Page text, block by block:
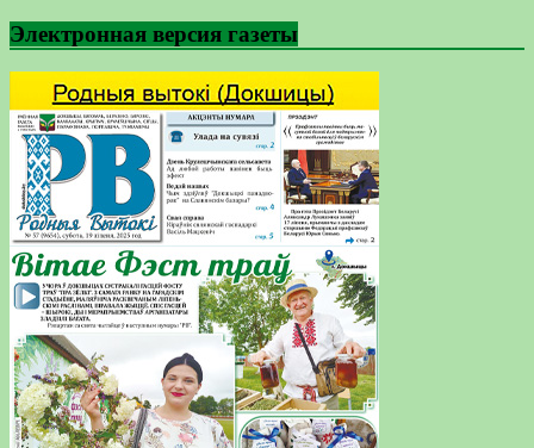
Электронная версия газеты